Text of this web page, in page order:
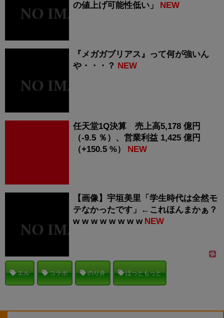
の値上げ可能性低い」
NEW
『メガガブリアス』って何が強いん
や・・・？ NEW
任天堂1Q決算 売上高5,178 億円
（-9.5 ％）、営業利益 1,425 億円
（+150.5 %）
NEW
【画像】宇垣美里「学生時代は全然モ
テなかったです」←これほんまかぁ？
w w w w w w w w NEW
エル コラボ のり弁 ほっともっと